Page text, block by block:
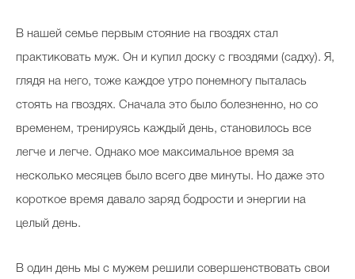
В нашей семье первым стояние на гвоздях стал
практиковать муж. Он и купил доску с гвоздями (садху). Я,
глядя на него, тоже каждое утро понемногу пыталась
стоять на гвоздях. Сначала это было болезненно, но со
временем, тренируясь каждый день, становилось все
легче и легче. Однако мое максимальное время за
несколько месяцев было всего две минуты. Но даже это
короткое время давало заряд бодрости и энергии на
целый день.
В один день мы с мужем решили совершенствовать свои